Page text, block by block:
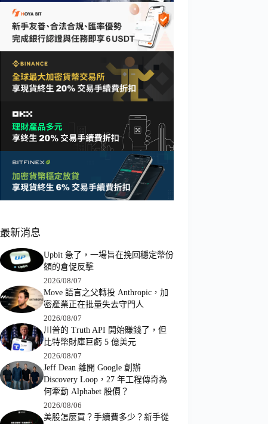
最新消息
Upbit 急了，一場旨在挽回穩定幣份
額的倉促反擊
2026/08/07
Move 語言之父轉投 Anthropic，加
密產業正在批量失去守門人
2026/08/07
川普的 Truth API 開始賺錢了，但
比特幣財庫巨虧 5 億美元
2026/08/07
Jeff Dean 離開 Google 創辦
Discovery Loop，27 年工程傳奇為
何牽動 Alphabet 股價？
2026/08/06
美股怎麼買？手續費多少？新手從